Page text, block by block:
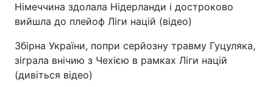
Німеччина здолала Нідерланди і достроково
вийшла до плейоф Ліги націй (відео)
Збірна України, попри серйозну травму Гуцуляка,
зіграла внічию з Чехією в рамках Ліги націй
(дивіться відео)